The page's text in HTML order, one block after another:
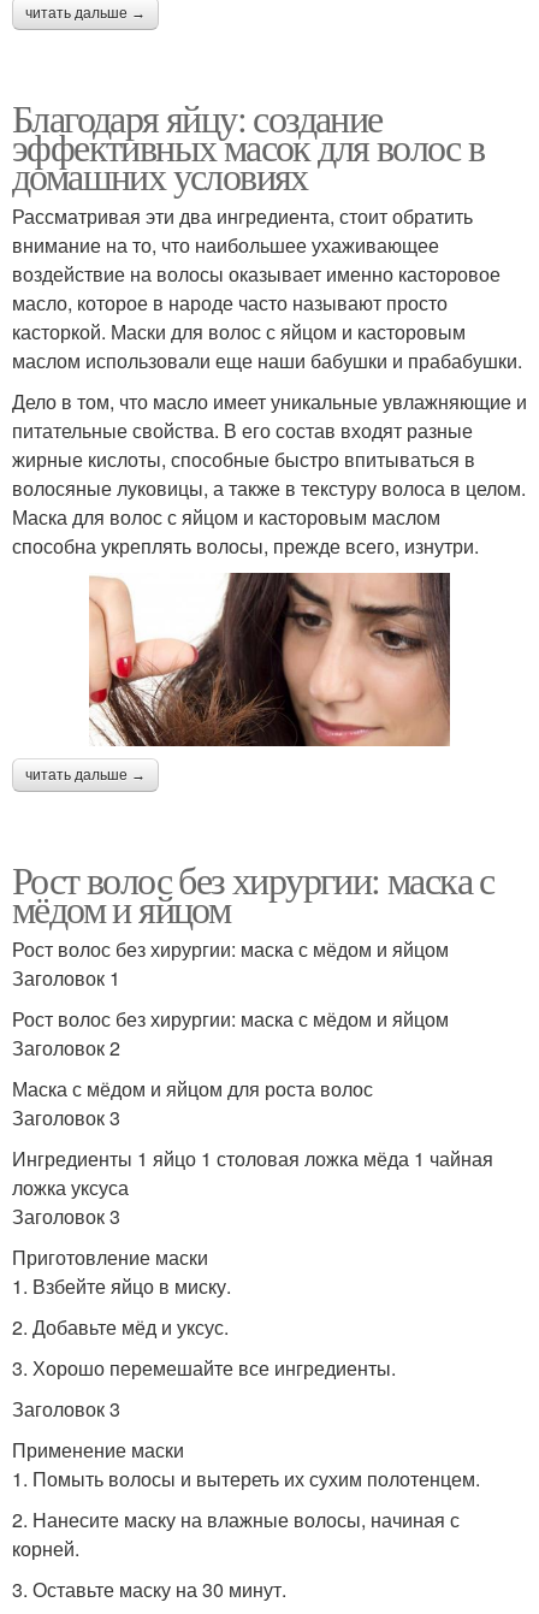
читать дальше →
Благодаря яйцу: создание
эффективных масок для волос в
домашних условиях
Рассматривая эти два ингредиента, стоит обратить
внимание на то, что наибольшее ухаживающее
воздействие на волосы оказывает именно касторовое
масло, которое в народе часто называют просто
касторкой. Маски для волос с яйцом и касторовым
маслом использовали еще наши бабушки и прабабушки.
Дело в том, что масло имеет уникальные увлажняющие и
питательные свойства. В его состав входят разные
жирные кислоты, способные быстро впитываться в
волосяные луковицы, а также в текстуру волоса в целом.
Маска для волос с яйцом и касторовым маслом
способна укреплять волосы, прежде всего, изнутри.
читать дальше →
Рост волос без хирургии: маска с
мёдом и яйцом
Рост волос без хирургии: маска с мёдом и яйцом
Заголовок 1
Рост волос без хирургии: маска с мёдом и яйцом
Заголовок 2
Маска с мёдом и яйцом для роста волос
Заголовок 3
Ингредиенты 1 яйцо 1 столовая ложка мёда 1 чайная
ложка уксуса
Заголовок 3
Приготовление маски
1. Взбейте яйцо в миску.
2. Добавьте мёд и уксус.
3. Хорошо перемешайте все ингредиенты.
Заголовок 3
Применение маски
1. Помыть волосы и вытереть их сухим полотенцем.
2. Нанесите маску на влажные волосы, начиная с
корней.
3. Оставьте маску на 30 минут.